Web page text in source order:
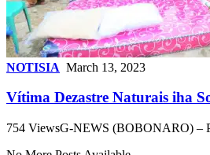
NOTISIA March 13, 2023
Vítima Dezastre Naturais iha
754 ViewsG-NEWS (BOBONARO) –